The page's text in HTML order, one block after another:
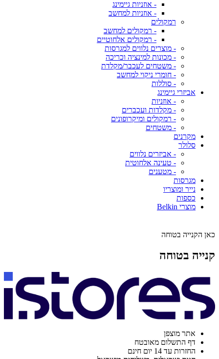
- אוזניות גיימינג
- אוזניות למחשב
רמקולים
- רמקולים למחשב
- רמקולים אלחוטיים
- מוצרים נלווים למגרסות
- מכונות למינציה וכריכה
- משטחים לעכבר/מקלדת
- חומרי ניקוי למחשב
- סוללות
אביזרי גיימינג
- אוזניות
- מקלדות ועכברים
- רמקולים ומיקרופונים
- משטחים
מקרנים
סלולר
- אביזרים נלווים
- טעינה אלחוטית
- מטענים
מגרסות
נייר ומוצריו
כספות
מוצרי Belkin
כאן הקנייה בטוחה
קנייה בטוחה
אתר מוצפן
דף התשלום מאובטח
החזרות עד 14 יום חינם